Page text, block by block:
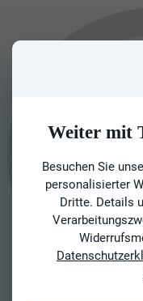
Weiter mit
Besuchen Sie
personalisierter
Dritte. Details